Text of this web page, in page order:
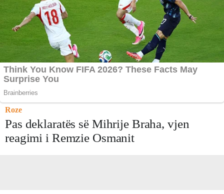
Roze
Pas deklaratës së Mihrije Braha, vjen
reagimi i Remzie Osmanit